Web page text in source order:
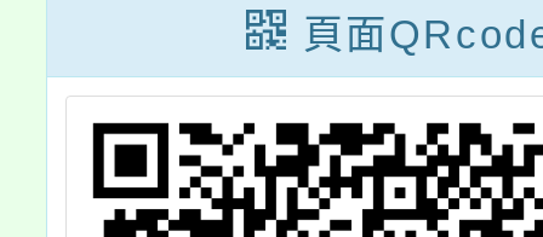
工作有功人士及
團體遴選暨表
揚」計畫及推
（自）薦表各1
頁面